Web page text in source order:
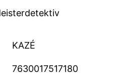
KAZÉ
7630017517180